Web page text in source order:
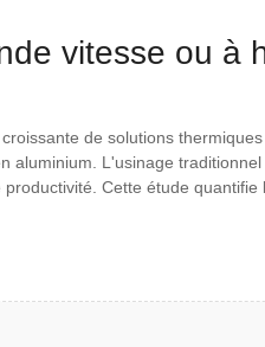
vitesse ou à
en
de solutions
L'usinage
Cette étude quantifie